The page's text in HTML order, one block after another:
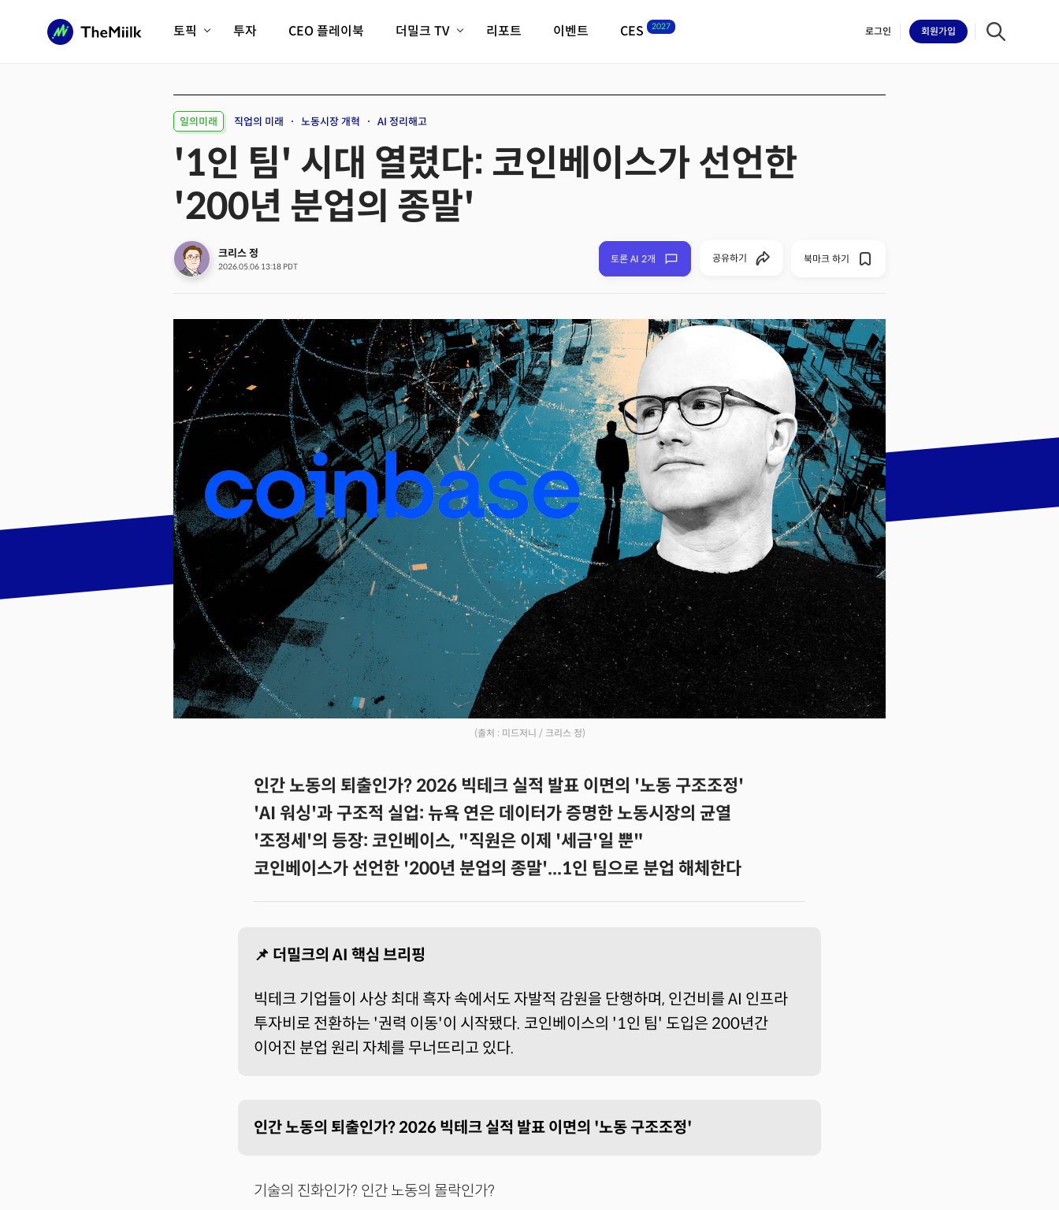
토픽
피지컬AI/로봇
AX비즈니스혁명 미래 교육/직업
전체 기사 보기
투자 CEO 플레이북 더밀크 TV
크리스의 뉴욕 시그널
더밀크 아카데미
더웨이브/트렌드쇼
리포트 이벤트 CES 2027
필드 가이드
CES2027 with TheMiilk
로그인 회원가입
일의미래 직업의 미래 노동시장 개혁 AI 정리해고
'1인 팀' 시대 열렸다: 코인베이스가 선언한
'200년 분업의 종말'
크리스 정
2026.05.06 13:18 PDT
토론 AI 2개 공유하기
Facebook Twitter Kakaotalk LinkedIn
기사링크 복사하기
북마크 하기
(출처 : 미드저니 / 크리스 정)
인간 노동의 퇴출인가? 2026 빅테크 실적 발표 이면의 '노동 구조조정'
'AI 워싱'과 구조적 실업: 뉴욕 연은 데이터가 증명한 노동시장의 균열
'조정세'의 등장: 코인베이스, "직원은 이제 '세금'일 뿐"
코인베이스가 선언한 '200년 분업의 종말'...1인 팀으로 분업 해체한다
📌 더밀크의 AI 핵심 브리핑
빅테크 기업들이 사상 최대 흑자 속에서도 자발적 감원을 단행하며, 인건비를 AI 인프라
투자비로 전환하는 '권력 이동'이 시작됐다. 코인베이스의 '1인 팀' 도입은 200년간
이어진 분업 원리 자체를 무너뜨리고 있다.
인간 노동의 퇴출인가? 2026 빅테크 실적 발표 이면의 '노동 구조조정'
기술의 진화인가? 인간 노동의 몰락인가?